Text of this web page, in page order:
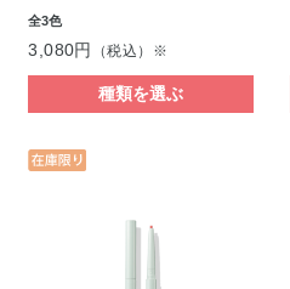
全3色
3,080円 （税込）※
種類を選ぶ